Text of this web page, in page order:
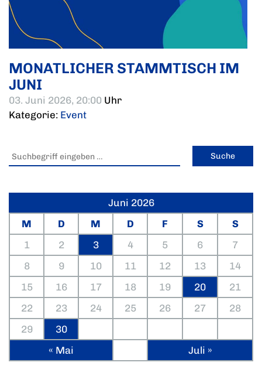
MONATLICHER STAMMTISCH IM
JUNI
03. Juni 2026, 20:00 Uhr
Kategorie: Event
Juni 2026
M
D M D F S
S
1
2 3 4 5 6
7
8
9 10 11 12 13
14
15
16 17 18 19 20
21
22
23 24 25 26 27
28
29
30
« Mai
Juli »